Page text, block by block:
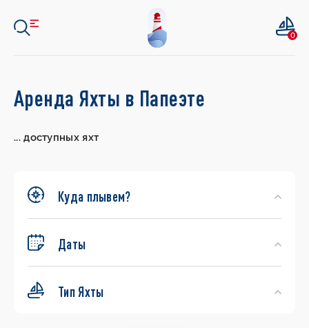
0
Search
Yachts
Аренда Яхты в Папеэте
...доступных яхт
Куда плывем?
Даты
Тип Яхты